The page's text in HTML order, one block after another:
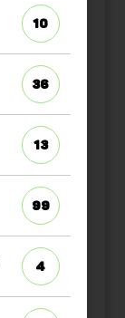
10
36
13
99
4